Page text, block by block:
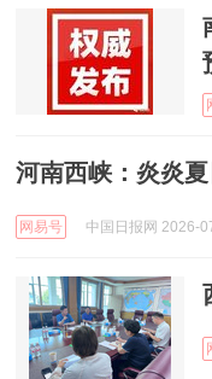
河南西峡：炎炎
网易号 中国日报网 2026-